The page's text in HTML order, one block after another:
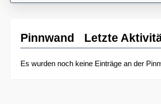
Pinnwand Letzte
Es wurden noch keine Einträge an der